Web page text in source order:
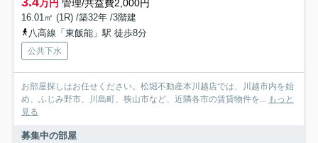
万円 管理/共益費2,000円
16.01㎡ (1R) /築32年 /3階建
八高線「東飯能」駅 徒歩8分
公共下水
お部屋探しはお任せください。松堀不動産本川越店では、川越市内を始
め、ふじみ野市、川島町、狭山市など、近隣各市の賃貸物件を... もっと
見る
募集中の部屋